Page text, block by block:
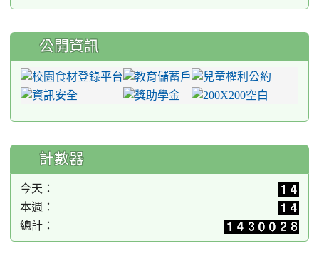
公開資訊
計數器
今天：
本週：
總計：